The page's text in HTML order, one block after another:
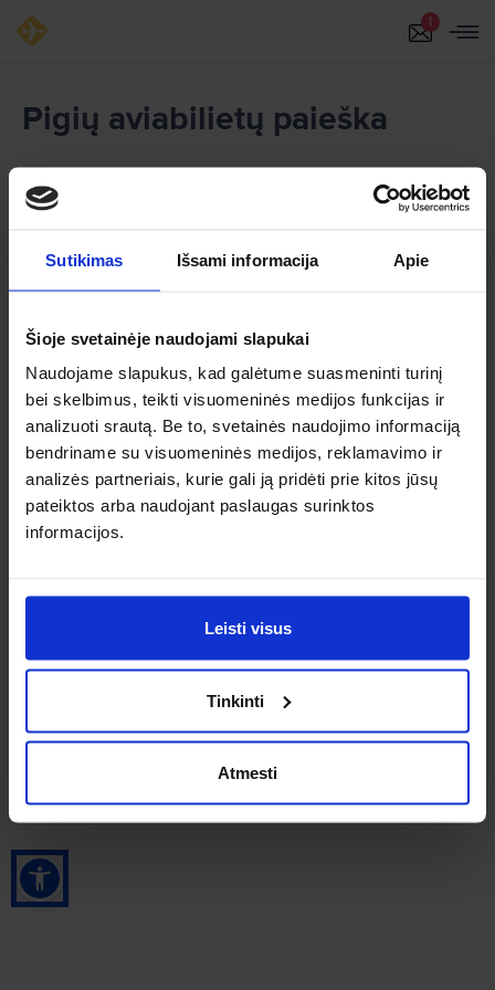
Sutikimas Išsami informacija Apie
Šioje svetainėje naudojami slapukai
Naudojame slapukus, kad galėtume suasmeninti turinį
bei skelbimus, teikti visuomeninės medijos funkcijas ir
analizuoti srautą. Be to, svetainės naudojimo informaciją
bendriname su visuomeninės medijos, reklamavimo ir
analizės partneriais, kurie gali ją pridėti prie kitos jūsų
pateiktos arba naudojant paslaugas surinktos
informacijos.
Leisti visus
Tinkinti
Atmesti
Pigių aviabilietų paieška